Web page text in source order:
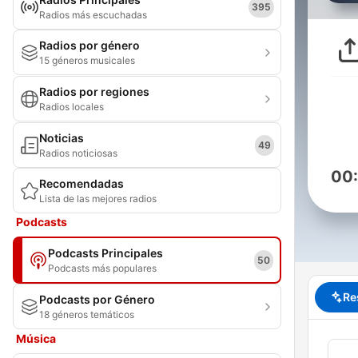
Radios más escuchadas
395
Radios por género
15 géneros musicales
Radios por regiones
Radios locales
Noticias
Radios noticiosas
49
Recomendadas
Lista de las mejores radios
Podcasts
Podcasts Principales
Podcasts más populares
50
Podcasts por Género
18 géneros temáticos
Música